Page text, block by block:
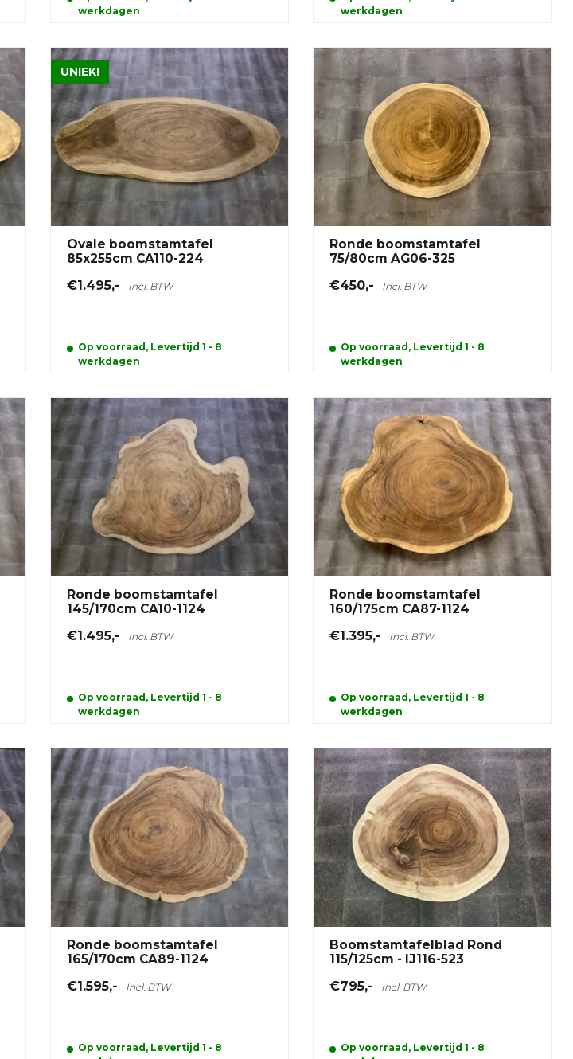
werkdagen
werkdagen
UNIEK!
Ovale boomstamtafel
85x255cm CA110-224
€1.495,- Incl. BTW
Op voorraad, Levertijd 1 - 8
werkdagen
Ronde boomstamtafel
75/80cm AG06-325
€450,- Incl. BTW
Op voorraad, Levertijd 1 - 8
werkdagen
Ronde boomstamtafel
145/170cm CA10-1124
€1.495,- Incl. BTW
Op voorraad, Levertijd 1 - 8
werkdagen
Ronde boomstamtafel
160/175cm CA87-1124
€1.395,- Incl. BTW
Op voorraad, Levertijd 1 - 8
werkdagen
Ronde boomstamtafel
165/170cm CA89-1124
€1.595,- Incl. BTW
Op voorraad, Levertijd 1 - 8
Boomstamtafelblad Rond
115/125cm - IJ116-523
€795,- Incl. BTW
Op voorraad, Levertijd 1 - 8